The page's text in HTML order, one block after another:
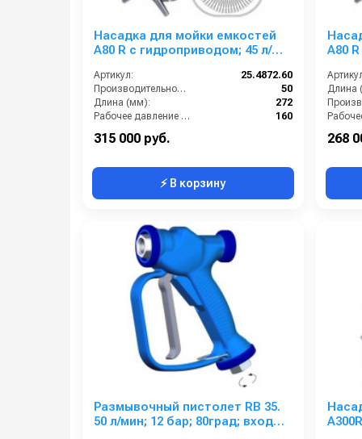
Насадка для мойки емкостей
А80 R с гидроприводом; 45 л/
вход 3/4г ATEX
Артикул:
25.4872.60
Производительность (л/мин):
50
Длина (мм):
272
Рабочее давление (бар):
160
315 000 руб.
⚡ В корзину
А80
вход
Длина
268
Размывочный пистолет RB 35.
50 л/мин; 12 бар; 80град; вход